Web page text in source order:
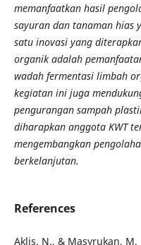
memanfaatkan hasil
sayuran dan tanaman hias
satu inovasi yang
organik adalah
wadah fermentasi limbah
kegiatan ini juga
pengurangan sampah
diharapkan anggota KWT
mengembangkan
berkelanjutan.
References
Aklis, N., & Masyrukan,